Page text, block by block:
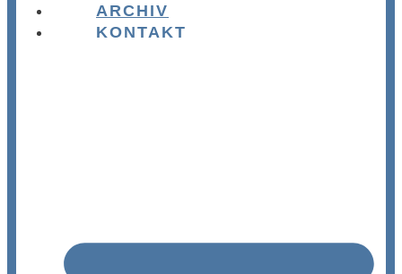
ARCHIV
KONTAKT